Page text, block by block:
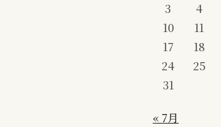
3
4
10
11
17
18
24
25
31
« 7月